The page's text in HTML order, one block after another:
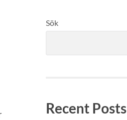
Sök
Recent Posts